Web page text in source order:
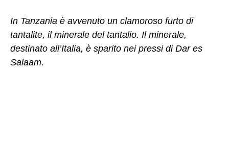
In Tanzania è avvenuto un clamoroso furto di
tantalite, il minerale del tantalio. Il minerale,
destinato all’Italia, è sparito nei pressi di Dar es
Salaam.